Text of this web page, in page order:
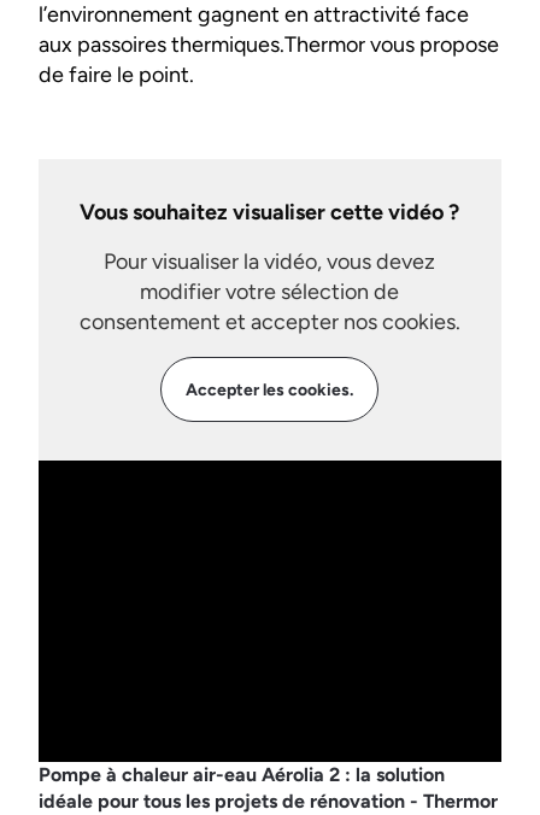
l’environnement gagnent en attractivité face
aux passoires thermiques.Thermor vous propose
de faire le point.
Vous souhaitez visualiser cette vidéo ?
Pour visualiser la vidéo, vous devez
modifier votre sélection de
consentement et accepter nos cookies.
Accepter les cookies.
Pompe à chaleur air-eau Aérolia 2 : la solution
idéale pour tous les projets de rénovation - Thermor